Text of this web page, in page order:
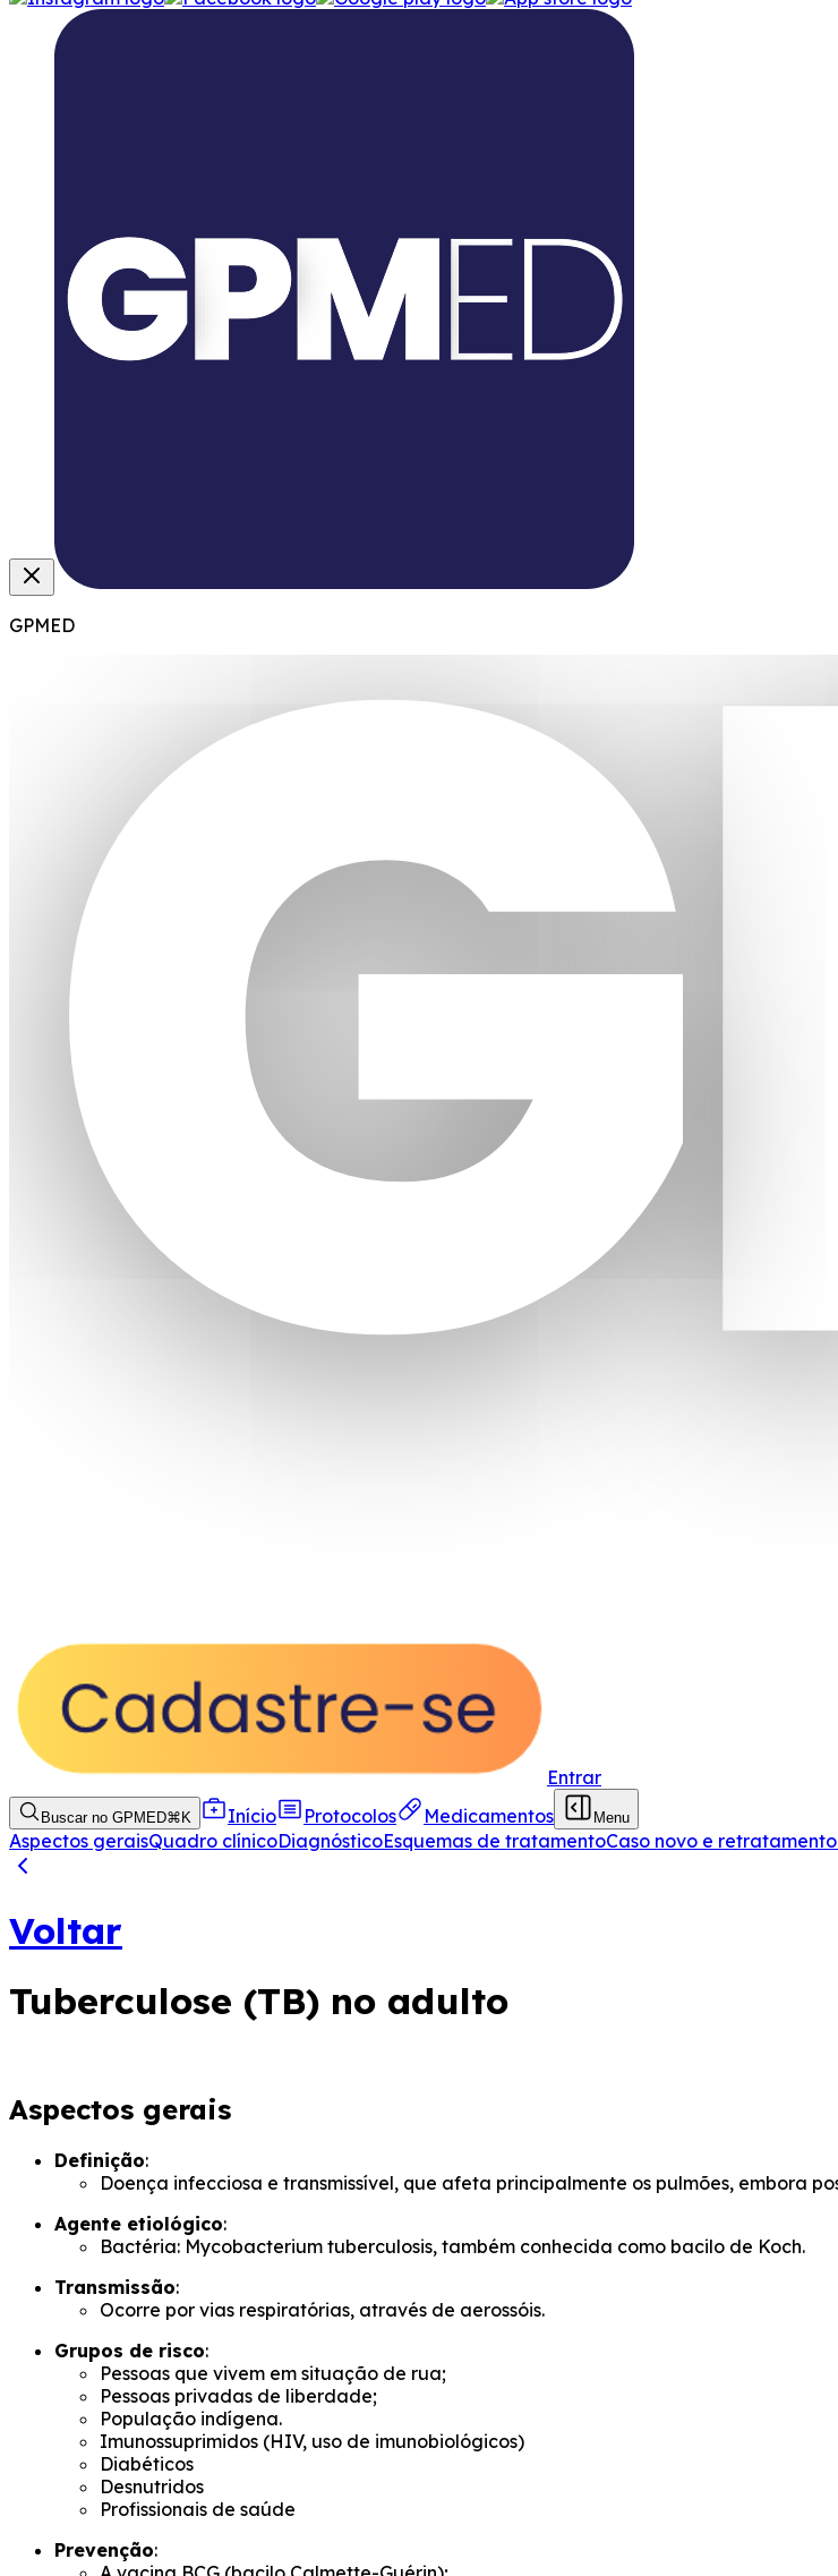
GPMED
Entrar
Buscar no GPMED⌘ K Início Protocolos Medicamentos Menu
Aspectos geraisQuadro clínicoDiagnósticoEsquemas de tratamentoCaso novo e retratamento
Voltar
Tuberculose (TB) no adulto
Aspectos gerais
Definição:
Doença infecciosa e transmissível, que afeta principalmente os pulmões, embora
Agente etiológico:
Bactéria: Mycobacterium tuberculosis, também conhecida como bacilo de Koch.
Transmissão:
Ocorre por vias respiratórias, através de aerossóis.
Grupos de risco:
Pessoas que vivem em situação de rua;
Pessoas privadas de liberdade;
População indígena.
Imunossuprimidos (HIV, uso de imunobiológicos)
Diabéticos
Desnutridos
Profissionais de saúde
Prevenção: